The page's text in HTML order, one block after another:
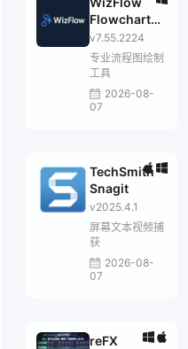
Flowcharter
Professional
v7.55.2224
专业流程图绘制
工具
2026-08-
07
TechSmith
Snagit
v2025.4.1
屏幕文本视频捕
获
2026-08-
07
reFX